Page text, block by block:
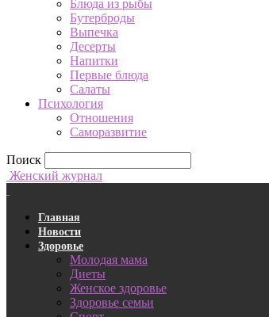
Блюда из рыбы
Бутерброды
Выпечка
Десерты
Напитки
Первые блюда
Салаты
Психология
Отношения
Саморазвитие
Поиск
Женский журнал
Главная
Новости
Здоровье
Молодая мама
Диеты
Женское здоровье
Здоровье семьи